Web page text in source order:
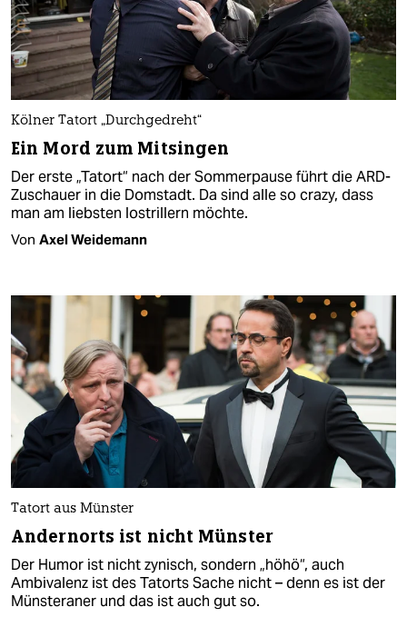
Kölner Tatort „Durchgedreht“
Ein Mord zum Mitsingen
Der erste „Tatort“ nach der Sommerpause führt die ARD-
Zuschauer in die Domstadt. Da sind alle so crazy, dass
man am liebsten lostrillern möchte.
Von Axel Weidemann
Tatort aus Münster
Andernorts ist nicht Münster
Der Humor ist nicht zynisch, sondern „höhö“, auch
Ambivalenz ist des Tatorts Sache nicht – denn es ist der
Münsteraner und das ist auch gut so.